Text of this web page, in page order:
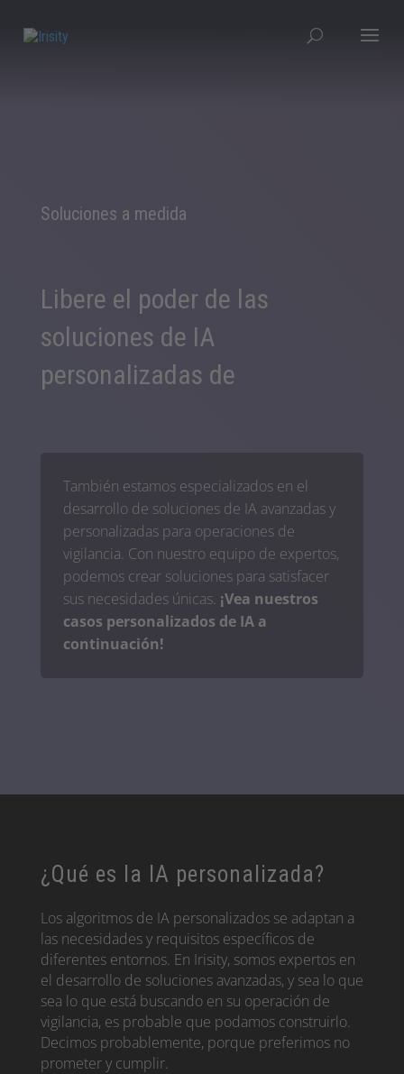
Soluciones a medida
Libere el poder de las
soluciones de IA
personalizadas de
También estamos especializados en el
desarrollo de soluciones de IA avanzadas y
personalizadas para operaciones de
vigilancia. Con nuestro equipo de expertos,
podemos crear soluciones para satisfacer
sus necesidades únicas. ¡Vea nuestros
casos personalizados de IA a
continuación!
¿Qué es la IA personalizada?
Los algoritmos de IA personalizados se adaptan a
las necesidades y requisitos específicos de
diferentes entornos. En Irisity, somos expertos en
el desarrollo de soluciones avanzadas, y sea lo que
sea lo que está buscando en su operación de
vigilancia, es probable que podamos construirlo.
Decimos probablemente, porque preferimos no
prometer y cumplir.